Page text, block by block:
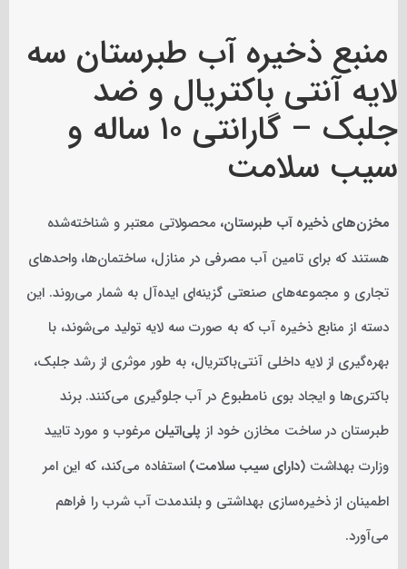
منبع ذخیره آب طبرستان سه
لایه آنتی‌ باکتریال و ضد
جلبک – گارانتی ۱۰ ساله و
سیب سلامت
مخزن‌های ذخیره آب طبرستان،محصولاتی معتبر و شناخته‌شده
هستند که برای تامین آب مصرفی در منازل، ساختمان‌ها، واحدهای
تجاری و مجموعه‌های صنعتی گزینه‌ای ایده‌آل به شمار می‌روند. این
دسته از منابع ذخیره آب که به صورت سه لایه تولید می‌شوند، با
بهره‌گیری از لایه داخلی آنتی‌باکتریال، به طور موثری از رشد جلبک،
باکتری‌ها و ایجاد بوی نامطبوع در آب جلوگیری می‌کنند. برند
طبرستان در ساخت مخازن خود از پلی‌اتیلن مرغوب و مورد تایید
وزارت بهداشت (دارای سیب سلامت) استفاده می‌کند، که این امر
اطمینان از ذخیره‌سازی بهداشتی و بلندمدت آب شرب را فراهم
می‌آورد.